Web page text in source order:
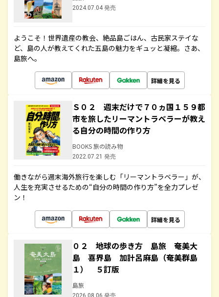
2024.07.04 発売
ようこそ！世界遺産の教会、絶品島ごはん、古民家ステイな
ど、島の人が教えてくれた五島の魅力をギュッと凝縮。さあ、
島旅へ。
詳細を見る
Ｓ０２ 週末だけで７０ヵ国１５９都
市を旅したリーマントラベラーが教え
る自分の時間の作り方
BOOKS 旅の読み物
2022.07.21 発売
働きながら週末海外旅行を楽しむ「リーマントラベラー」が、
人生を充実させるための“自分の時間の作り方”を全力プレゼ
ン！
詳細を見る
０２ 地球の歩き方 島旅 奄美大
島 喜界島 加計呂麻島（奄美群島
１） ５訂版
島旅
2026.08.06 発売